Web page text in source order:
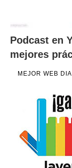
Podcast en
mejores
MEJOR WEB